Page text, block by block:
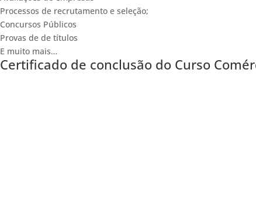
Processos de recrutamento e seleção;
Concursos Públicos
Provas de de títulos
E muito mais…
Certificado de conclusão do Curso